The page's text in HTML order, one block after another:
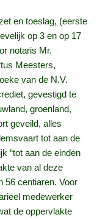
en toeslag, (eerste
op 3 en op 17
notaris Mr.
Meesters,
van de N.V.
gevestigd te
groenland,
geveild, alles
tot aan de
“tot aan de einden
van al deze
56 centiaren. Voor
medewerker
de oppervlakte